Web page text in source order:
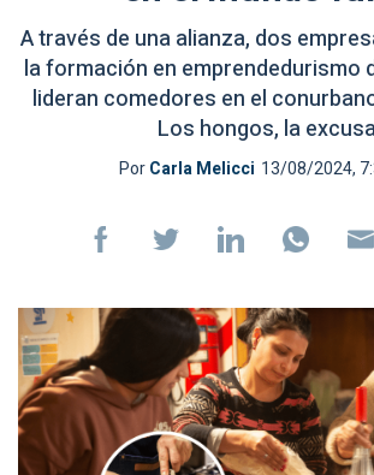
A través de una alianza, dos
la formación en emprendedurismo
lideran comedores en el
Los hongos, la
PorCarla Melicci 13/08/2024,